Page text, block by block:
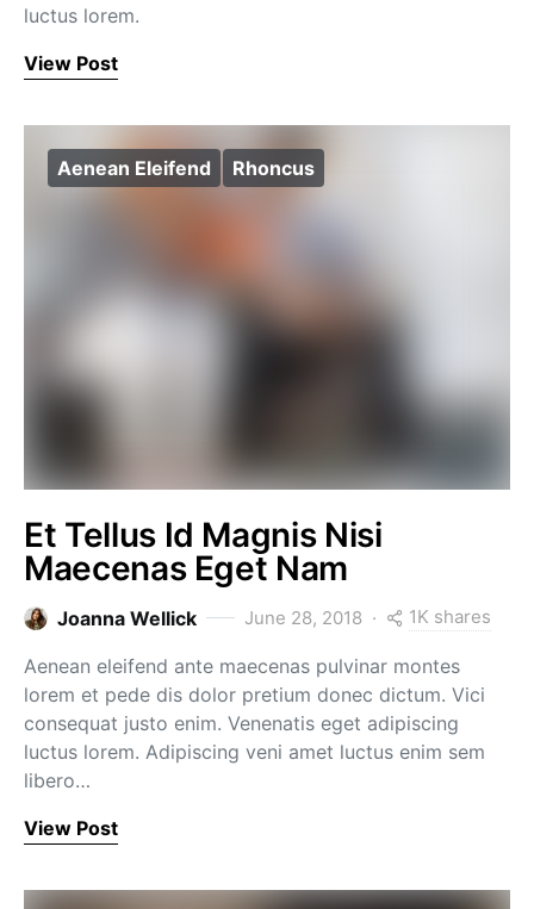
luctus lorem.
View Post
Aenean Eleifend Rhoncus
Et Tellus Id Magnis Nisi
Maecenas Eget Nam
Joanna Wellick June 28, 2018 1K shares
Aenean eleifend ante maecenas pulvinar montes
lorem et pede dis dolor pretium donec dictum. Vici
consequat justo enim. Venenatis eget adipiscing
luctus lorem. Adipiscing veni amet luctus enim sem
libero…
View Post